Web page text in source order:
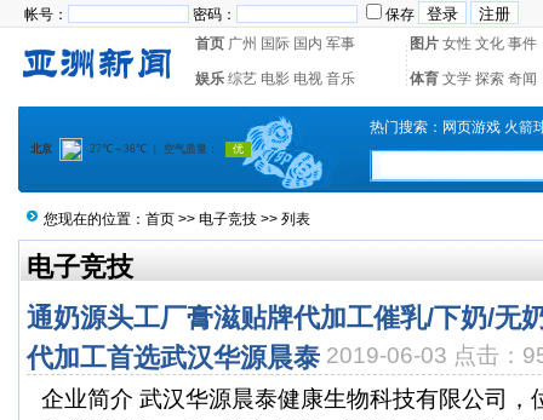
帐号： 密码：
保存
首页 广州 国际 国内 军事 图片 女性 文化 事件
娱乐 综艺 电影 电视 音乐 体育 文学 探索 奇闻
热门搜索： 网页游戏 火箭
您现在的位置： 首页 >> 电子竞技 >> 列表
电子竞技
通奶源头工厂膏滋贴牌代加工催乳/下奶/无
代加工首选武汉华源晨泰 2019-06-03 点击：
企业简介 武汉华源晨泰健康生物科技有限公司，